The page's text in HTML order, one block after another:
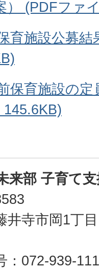
） (PDFファ
育施設公募
保育施設の
来部 子育て
井寺市岡1丁
：072-939-